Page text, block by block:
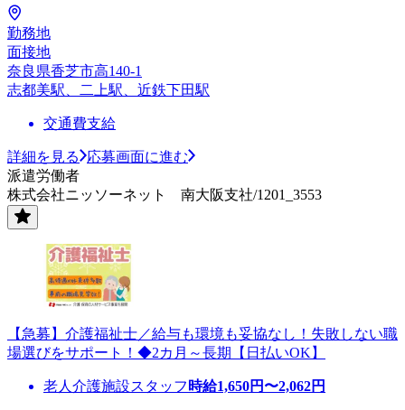
勤務地
面接地
奈良県香芝市高140-1
志都美駅、二上駅、近鉄下田駅
交通費支給
詳細を見る
応募画面に進む
派遣労働者
株式会社ニッソーネット 南大阪支社/1201_3553
【急募】介護福祉士／給与も環境も妥協なし！失敗しない職
場選びをサポート！◆2カ月～長期【日払いOK】
老人介護施設スタッフ 時給1,650円〜2,062円